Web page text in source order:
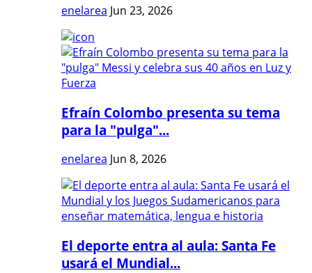
enelarea Jun 23, 2026
Efraín Colombo presenta su tema
para la "pulga"...
enelarea Jun 8, 2026
El deporte entra al aula: Santa Fe
usará el Mundial...